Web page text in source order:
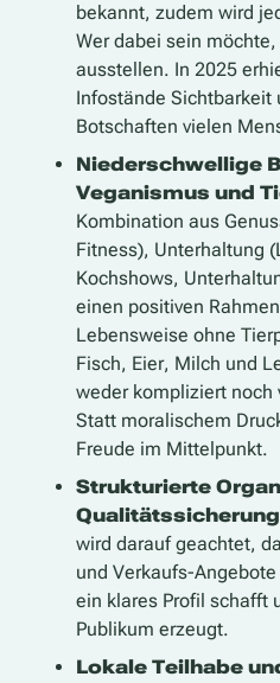
bekannt, zudem wird
Wer dabei sein
ausstellen. In 2025
Infostände Sichtbarkeit
Botschaften vielen
Niederschwellige
Veganismus und
Kombination aus
Fitness), Unterhaltung
Kochshows,
einen positiven
Lebensweise ohne
Fisch, Eier, Milch und
weder kompliziert noch
Statt moralischem
Freude im Mittelpunkt.
Strukturierte
wird darauf geachtet,
und Verkaufs-
ein klares Profil schafft
Publikum erzeugt.
Lokale Teilhabe